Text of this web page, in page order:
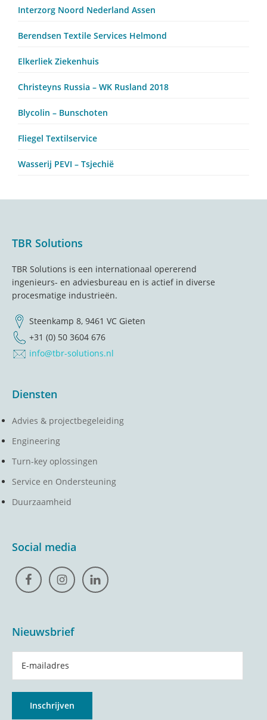
Interzorg Noord Nederland Assen
Berendsen Textile Services Helmond
Elkerliek Ziekenhuis
Christeyns Russia – WK Rusland 2018
Blycolin – Bunschoten
Fliegel Textilservice
Wasserij PEVI – Tsjechië
Footer
TBR Solutions
TBR Solutions is een internationaal opererend
ingenieurs- en adviesbureau en is actief in diverse
procesmatige industrieën.
Steenkamp 8, 9461 VC Gieten
+31 (0) 50 3604 676
info@tbr-solutions.nl
Diensten
Advies & projectbegeleiding
Engineering
Turn-key oplossingen
Service en Ondersteuning
Duurzaamheid
Social media
Nieuwsbrief